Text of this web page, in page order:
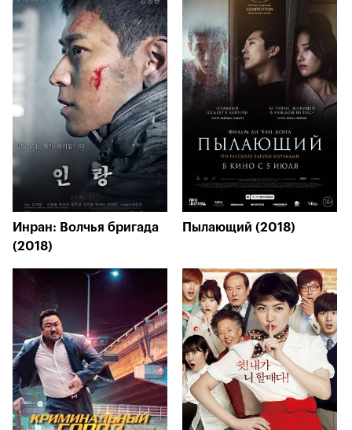
Инран: Волчья бригада
(2018)
Пылающий (2018)